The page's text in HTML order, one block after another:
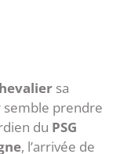
sa
semble prendre
du PSG
, l’arrivée de